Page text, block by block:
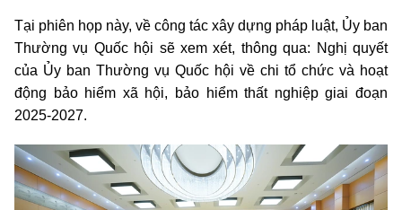
Tại phiên họp này, về công tác xây dựng pháp luật, Ủy ban
Thường vụ Quốc hội sẽ xem xét, thông qua: Nghị quyết
của Ủy ban Thường vụ Quốc hội về chi tổ chức và hoạt
động bảo hiểm xã hội, bảo hiểm thất nghiệp giai đoạn
2025-2027.